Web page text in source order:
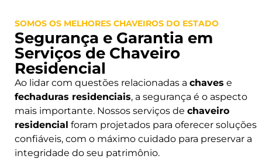
SOMOS OS MELHORES CHAVEIROS DO ESTADO
Segurança e Garantia em
Serviços de Chaveiro
Residencial
Ao lidar com questões relacionadas a chaves e
fechaduras residenciais, a segurança é o aspecto
mais importante. Nossos serviços de chaveiro
residencial foram projetados para oferecer soluções
confiáveis, com o máximo cuidado para preservar a
integridade do seu patrimônio.